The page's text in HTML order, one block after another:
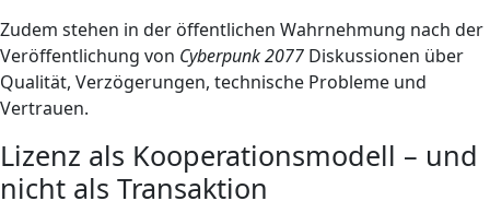
Zudem stehen in der öffentlichen Wahrnehmung nach der
Veröffentlichung von Cyberpunk 2077 Diskussionen über
Qualität, Verzögerungen, technische Probleme und
Vertrauen.
Lizenz als Kooperationsmodell – und
nicht als Transaktion